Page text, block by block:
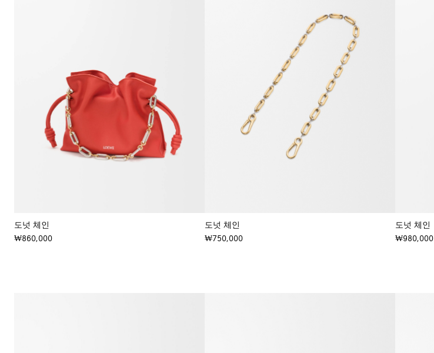
도넛 체인
₩860,000
도넛 체인
₩750,000
도넛 체인
₩980,000